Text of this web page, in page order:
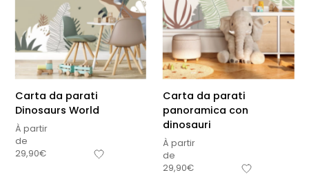
Carta da parati
Dinosaurs World
À partir
de
29,90€
Carta da parati
panoramica con
dinosauri
À partir
de
29,90€